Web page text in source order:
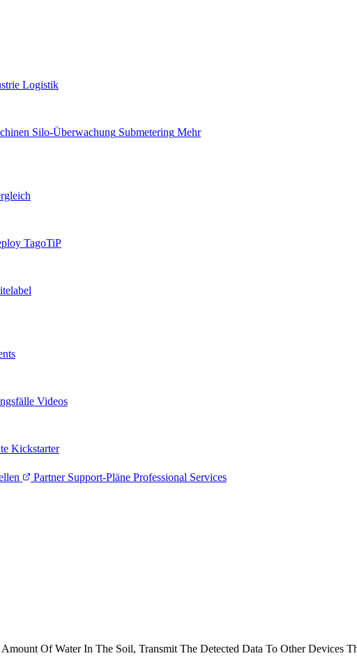
Logistik
Silo-Überwachung Submetering Mehr
TagoTiP
Videos
Kickstarter
Partner Support-Pläne Professional Services
Of Water In The Soil, Transmit The Detected Data To Other Devices